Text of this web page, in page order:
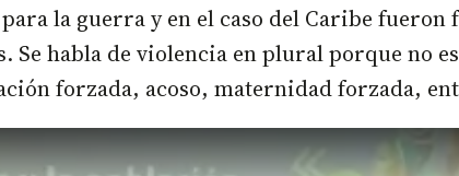
la guerra y en el caso del Caribe
Se habla de violencia en plural porque no
forzada, acoso, maternidad forzada,